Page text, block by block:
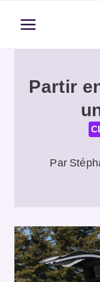
contenu
Partir
Par